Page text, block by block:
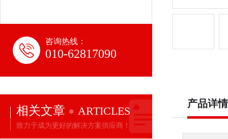
咨询热线：
010-62817090
相关文章 ARTICLES
致力于成为更好的解决方案供应商！
产品详情